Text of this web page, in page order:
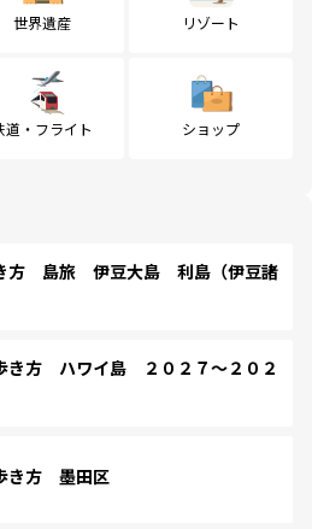
世界遺産 リゾート
道・フライト ショップ
方 島旅 伊豆大島 利島（伊豆諸
き方 ハワイ島 ２０２７～２０２
き方 墨田区